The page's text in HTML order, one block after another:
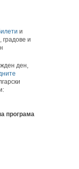
и
и
ден,
програма